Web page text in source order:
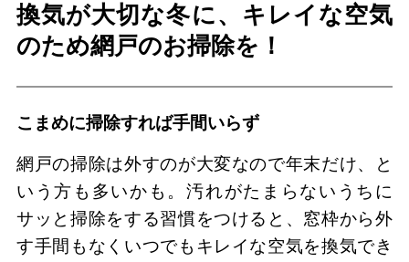
換気が大切な冬に、キレイな空気
のため網戸のお掃除を！
こまめに掃除すれば手間いらず
網戸の掃除は外すのが大変なので年末だけ、と
いう方も多いかも。汚れがたまらないうちに
サッと掃除をする習慣をつけると、窓枠から外
す手間もなくいつでもキレイな空気を換気でき